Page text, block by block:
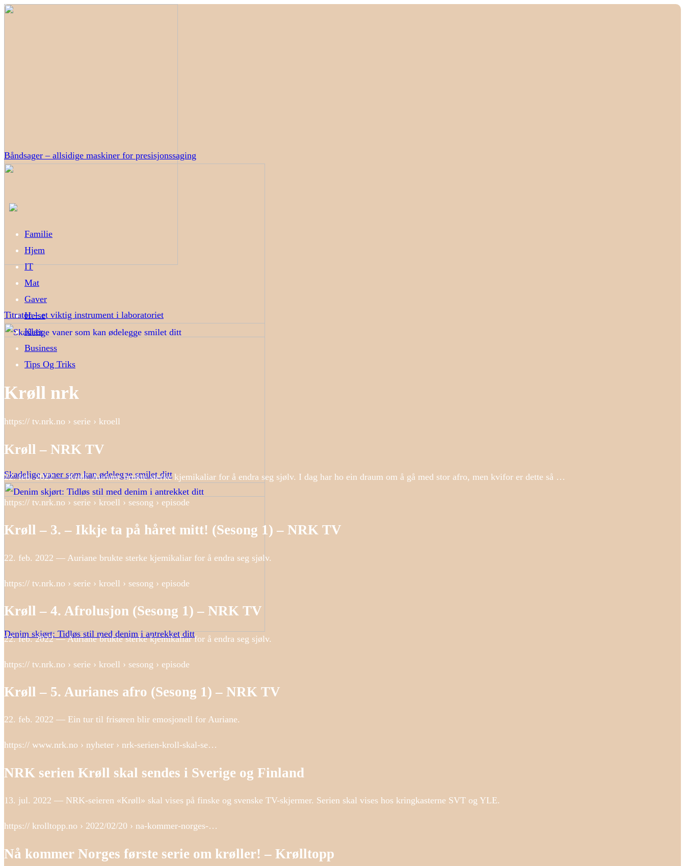
Båndsager – allsidige maskiner for presisjonssaging
Titrator – et viktig instrument i laboratoriet
Skadelige vaner som kan ødelegge smilet ditt
Denim skjørt: Tidløs stil med denim i antrekket ditt
Familie
Hjem
IT
Mat
Gaver
Helse
Klær
Business
Tips Og Triks
Krøll nrk
https:// tv.nrk.no › serie › kroell
Krøll – NRK TV
22. feb. 2022 — Krøll. Auriane brukte sterke kjemikaliar for å endra seg sjølv. I dag har ho ein draum om å gå med stor afro, men kvifor er dette så …
https:// tv.nrk.no › serie › kroell › sesong › episode
Krøll – 3. – Ikkje ta på håret mitt! (Sesong 1) – NRK TV
22. feb. 2022 — Auriane brukte sterke kjemikaliar for å endra seg sjølv.
https:// tv.nrk.no › serie › kroell › sesong › episode
Krøll – 4. Afrolusjon (Sesong 1) – NRK TV
22. feb. 2022 — Auriane brukte sterke kjemikaliar for å endra seg sjølv.
https:// tv.nrk.no › serie › kroell › sesong › episode
Krøll – 5. Aurianes afro (Sesong 1) – NRK TV
22. feb. 2022 — Ein tur til frisøren blir emosjonell for Auriane.
https:// www.nrk.no › nyheter › nrk-serien-kroll-skal-se…
NRK serien Krøll skal sendes i Sverige og Finland
13. jul. 2022 — NRK-seieren «Krøll» skal vises på finske og svenske TV-skjermer. Serien skal vises hos kringkasterne SVT og YLE.
https:// krolltopp.no › 2022/02/20 › na-kommer-norges-…
Nå kommer Norges første serie om krøller! – Krølltopp